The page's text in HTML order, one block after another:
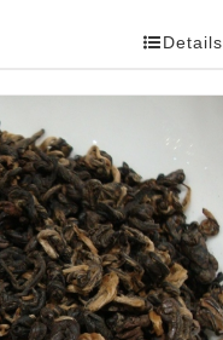
Details